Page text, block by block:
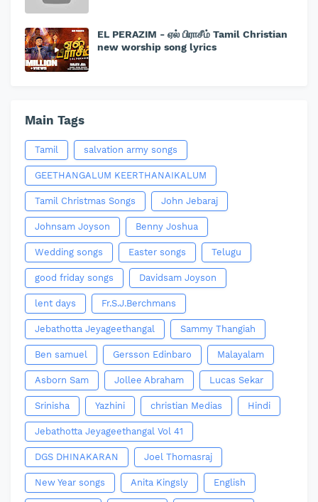
EL PERAZIM - ஏல் பிராசீம் Tamil Christian
new worship song lyrics
Main Tags
Tamil salvation army songs
GEETHANGALUM KEERTHANAIKALUM
Tamil Christmas Songs John Jebaraj
Johnsam Joyson Benny Joshua
Wedding songs Easter songs Telugu
good friday songs Davidsam Joyson
lent days Fr.S.J.Berchmans
Jebathotta Jeyageethangal Sammy Thangiah
Ben samuel Gersson Edinbaro Malayalam
Asborn Sam Jollee Abraham Lucas Sekar
Srinisha Yazhini christian Medias Hindi
Jebathotta Jeyageethangal Vol 41
DGS DHINAKARAN Joel Thomasraj
New Year songs Anita Kingsly English